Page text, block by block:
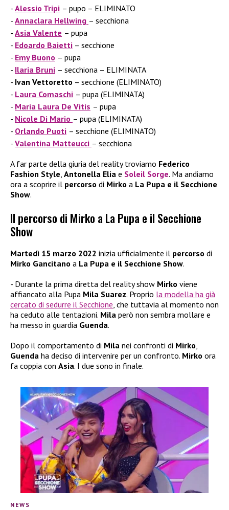
Alessio Tripi – pupo – ELIMINATO
Annaclara Hellwing – secchiona
Asia Valente – pupa
Edoardo Baietti – secchione
Emy Buono – pupa
Ilaria Bruni – secchiona – ELIMINATA
Ivan Vettoretto – secchione (ELIMINATO)
Laura Comaschi – pupa (ELIMINATA)
Maria Laura De Vitis – pupa
Nicole Di Mario – pupa (ELIMINATA)
Orlando Puoti – secchione (ELIMINATO)
Valentina Matteucci – secchiona
A far parte della giuria del reality troviamo Federico
Fashion Style, Antonella Elia e Soleil Sorge. Ma andiamo
ora a scoprire il percorso di Mirko a La Pupa e il Secchione
Show.
Il percorso di Mirko a La Pupa e il Secchione
Show
Martedì 15 marzo 2022 inizia ufficialmente il percorso di
Mirko Gancitano a La Pupa e il Secchione Show.
Durante la prima diretta del reality show Mirko viene
affiancato alla Pupa Mila Suarez. Proprio la modella ha già
cercato di sedurre il Secchione , che tuttavia al momento non
ha ceduto alle tentazioni. Mila però non sembra mollare e
ha messo in guardia Guenda.
Dopo il comportamento di Mila nei confronti di Mirko
Guenda ha deciso di intervenire per un confronto. Mirko ora
fa coppia con Asia. I due sono in finale.
NEWS